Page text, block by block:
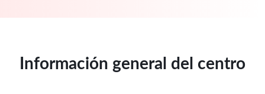
Información general del centro